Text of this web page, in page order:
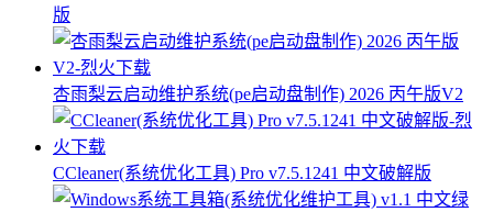
版
杏雨梨云启动维护系统(pe启动盘制作) 2026 丙午版V2
CCleaner(系统优化工具) Pro v7.5.1241 中文破解版